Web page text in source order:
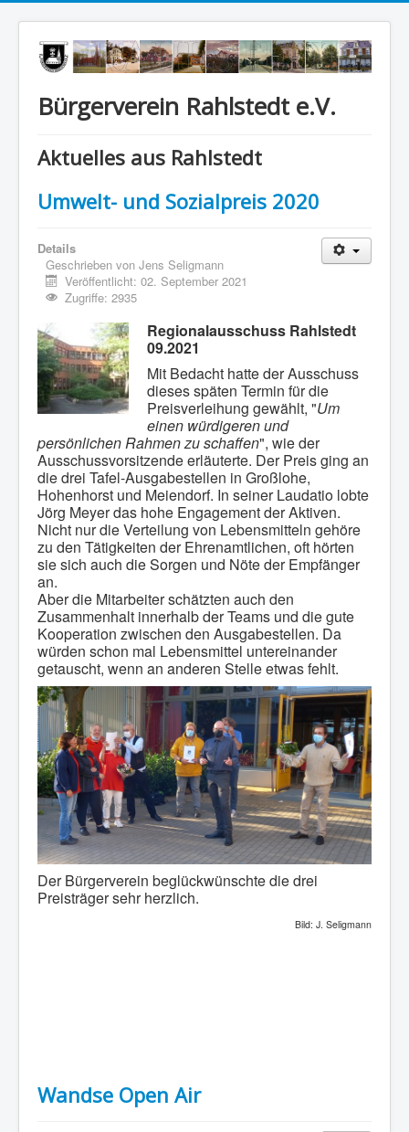
Bürgerverein Rahlstedt e.V.
Aktuelles aus Rahlstedt
Umwelt- und Sozialpreis 2020
Details
Geschrieben von Jens Seligmann
Veröffentlicht: 02. September 2021
Zugriffe: 2935
Regionalausschuss Rahlstedt
09.2021
Mit Bedacht hatte der Ausschuss
dieses späten Termin für die
Preisverleihung gewählt, "Um
einen würdigeren und
persönlichen Rahmen zu schaffen", wie der
Ausschussvorsitzende erläuterte. Der Preis ging an
die drei Tafel-Ausgabestellen in Großlohe,
Hohenhorst und Meiendorf. In seiner Laudatio lobte
Jörg Meyer das hohe Engagement der Aktiven.
Nicht nur die Verteilung von Lebensmitteln gehöre
zu den Tätigkeiten der Ehrenamtlichen, oft hörten
sie sich auch die Sorgen und Nöte der Empfänger
an.
Aber die Mitarbeiter schätzten auch den
Zusammenhalt innerhalb der Teams und die gute
Kooperation zwischen den Ausgabestellen. Da
würden schon mal Lebensmittel untereinander
getauscht, wenn an anderen Stelle etwas fehlt.
Der Bürgerverein beglückwünschte die drei
Preisträger sehr herzlich.
Bild: J. Seligmann
Wandse Open Air